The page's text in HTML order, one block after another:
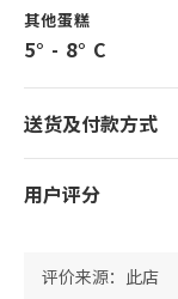
其他蛋糕
5° - 8° C
送货及付款方式
用户评分